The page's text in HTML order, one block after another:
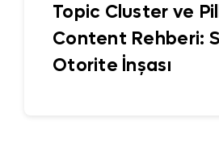
Topic Cluster ve
Content Rehberi:
Otorite İnşası